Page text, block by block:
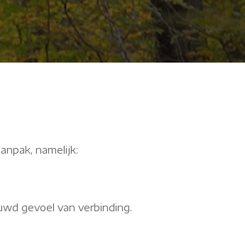
namelijk:
gevoel van verbinding.